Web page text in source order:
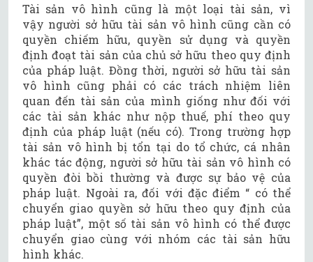
Tài sản vô hình cũng là một loại tài sản, vì
vậy người sở hữu tài sản vô hình cũng cần có
quyền chiếm hữu, quyền sử dụng và quyền
định đoạt tài sản của chủ sở hữu theo quy định
của pháp luật. Đồng thời, người sở hữu tài sản
vô hình cũng phải có các trách nhiệm liên
quan đến tài sản của mình giống như đối với
các tài sản khác như nộp thuế, phí theo quy
định của pháp luật (nếu có). Trong trường hợp
tài sản vô hình bị tổn tại do tổ chức, cá nhân
khác tác động, người sở hữu tài sản vô hình có
quyền đòi bồi thường và được sự bảo vệ của
pháp luật. Ngoài ra, đối với đặc điểm “ có thể
chuyển giao quyền sở hữu theo quy định của
pháp luật”, một số tài sản vô hình có thể được
chuyển giao cùng với nhóm các tài sản hữu
hình khác.